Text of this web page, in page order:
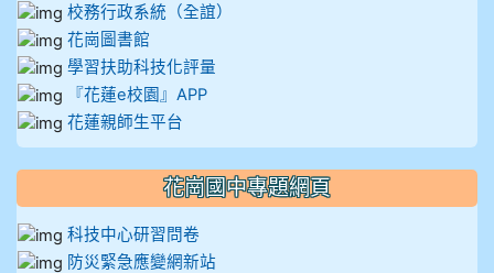
校務行政系統（全誼）
花崗圖書館
學習扶助科技化評量
『花蓮e校園』APP
花蓮親師生平台
花崗國中專題網頁
科技中心研習問卷
防災緊急應變網新站